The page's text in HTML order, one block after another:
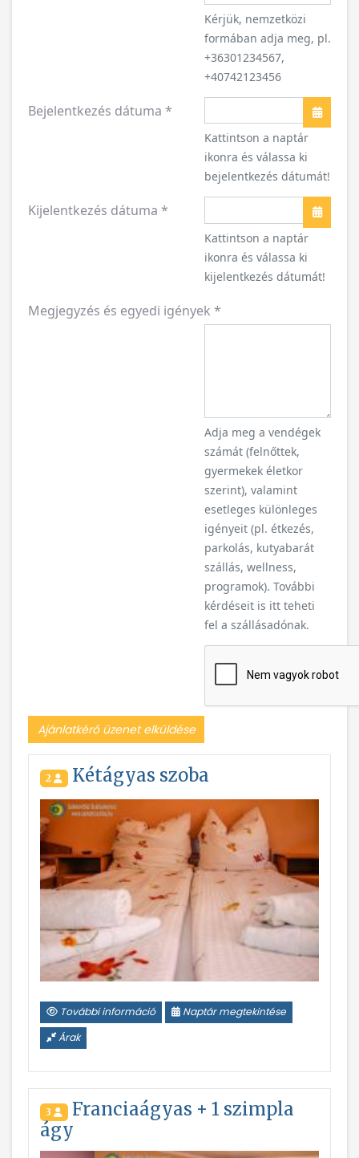
Kérjük, nemzetközi
formában adja meg, pl.
+36301234567,
+40742123456
Bejelentkezés dátuma *
Naptár
Kattintson a naptár
ikonra és válassa ki
bejelentkezés dátumát!
Kijelentkezés dátuma *
Naptár
Kattintson a naptár
ikonra és válassa ki
kijelentkezés dátumát!
Megjegyzés és egyedi igények *
Adja meg a vendégek
számát (felnőttek,
gyermekek életkor
szerint), valamint
esetleges különleges
igényeit (pl. étkezés,
parkolás, kutyabarát
szállás, wellness,
programok). További
kérdéseit is itt teheti
fel a szállásadónak.
Ajánlatkérő üzenet elküldése
2 Kétágyas szoba
További információ
Naptár megtekintése
Árak
3
Franciaágyas + 1 szimpla
ágy